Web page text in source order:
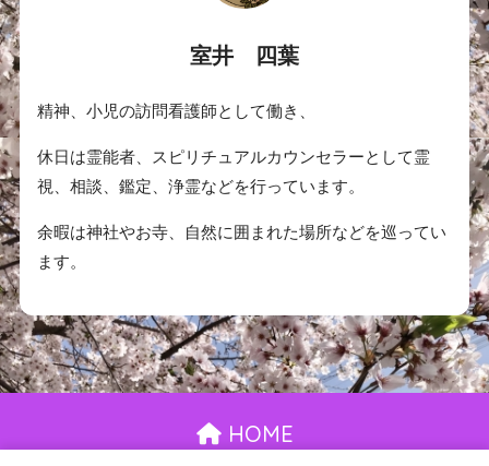
室井 四葉
精神、小児の訪問看護師として働き、
休日は霊能者、スピリチュアルカウンセラーとして霊
視、相談、鑑定、浄霊などを行っています。
余暇は神社やお寺、自然に囲まれた場所などを巡ってい
ます。
HOME